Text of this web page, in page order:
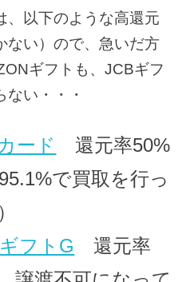
、以下のような高還元
ない）ので、急いだ方
ギフトも、JCBギフ
ない・・・
ード
還元率50%
で買取を行っ
フトG 還元率